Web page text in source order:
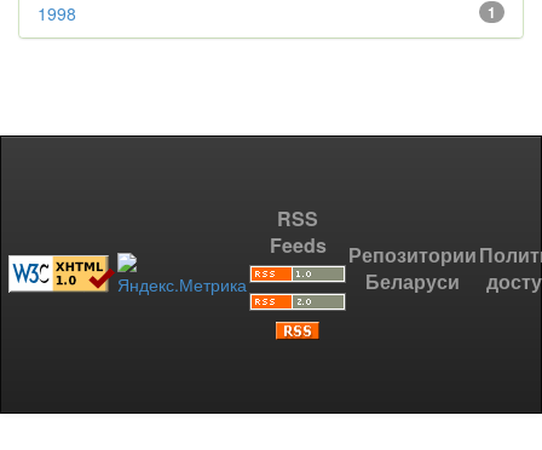
1
1998
RSS
Feeds
Репозитории
Беларуси